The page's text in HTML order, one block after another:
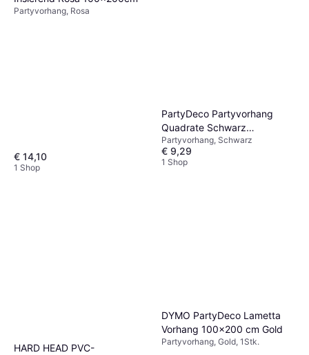
Partyvorhang, Rosa
€ 14,10
1 Shop
PartyDeco Partyvorhang
Quadrate Schwarz
100x200cm
Partyvorhang, Schwarz
€ 9,29
1 Shop
HARD HEAD PVC-
DYMO PartyDeco Lametta
Vorhang 100x200 cm Gold
Partyvorhang, Gold, 1Stk.